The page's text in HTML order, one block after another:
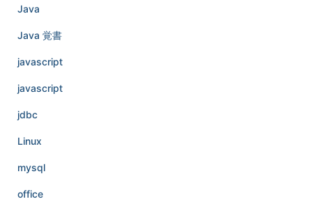
Java
Java 覚書
javascript
javascript
jdbc
Linux
mysql
office